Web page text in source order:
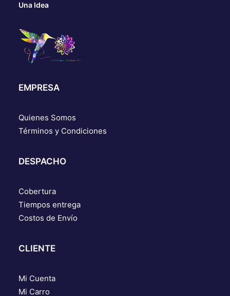
Una Idea
EMPRESA
Quienes Somos
Términos y Condiciones
DESPACHO
Cobertura
Tiempos entrega
Costos de Envío
CLIENTE
Mi Cuenta
Mi Carro